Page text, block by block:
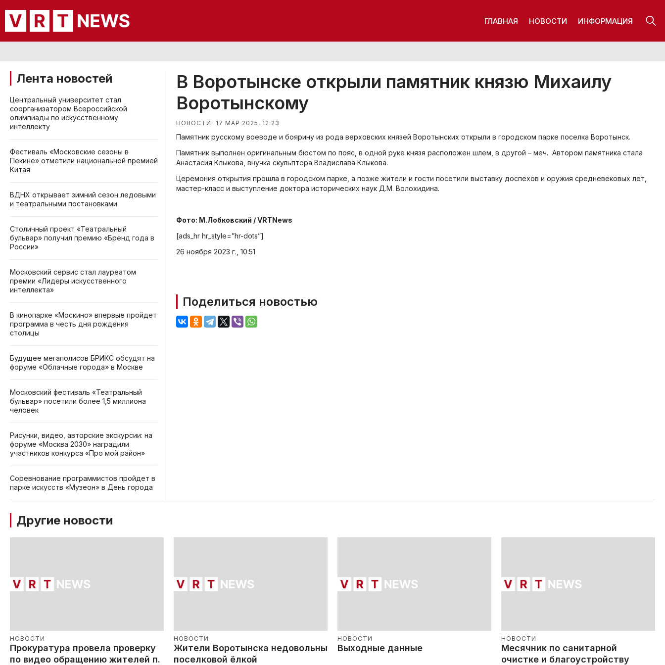
ГЛАВНАЯ НОВОСТИ ИНФОРМАЦИЯ
Лента новостей
Центральный университет стал
соорганизатором Всероссийской
олимпиады по искусственному
интеллекту
Фестиваль «Московские сезоны в
Пекине» отметили национальной премией
Китая
ВДНХ открывает зимний сезон ледовыми
и театральными постановками
Столичный проект «Театральный
бульвар» получил премию «Бренд года в
России»
Московский сервис стал лауреатом
премии «Лидеры искусственного
интеллекта»
В кинопарке «Москино» впервые пройдет
программа в честь дня рождения
столицы
Будущее мегаполисов БРИКС обсудят на
форуме «Облачные города» в Москве
Московский фестиваль «Театральный
бульвар» посетили более 1,5 миллиона
человек
Рисунки, видео, авторские экскурсии: на
форуме «Москва 2030» наградили
участников конкурса «Про мой район»
Соревнование программистов пройдет в
парке искусств «Музеон» в День города
В Воротынске открыли памятник князю Михаилу
Воротынскому
НОВОСТИ 17 МАР 2025, 12:23
Памятник русскому воеводе и боярину из рода верховских князей Воротынских открыли в городском парке поселка Воротынск.
Памятник выполнен оригинальным бюстом по пояс, в одной руке князя расположен шлем, в другой – меч. Автором памятника стала
Анастасия Клыкова, внучка скульптора Владислава Клыкова.
Церемония открытия прошла в городском парке, а позже жители и гости посетили выставку доспехов и оружия средневековых лет,
мастер-класс и выступление доктора исторических наук Д.М. Волохидина.
Фото: М.Лобковский / VRTNews
[ads_hr hr_style=”hr-dots”]
26 ноября 2023 г., 10:51
Поделиться новостью
Другие новости
НОВОСТИ
Прокуратура провела проверку
по видео обращению жителей п.
НОВОСТИ
Жители Воротынска недовольны
поселковой ёлкой
НОВОСТИ
Выходные данные
НОВОСТИ
Месячник по санитарной
очистке и благоустройству